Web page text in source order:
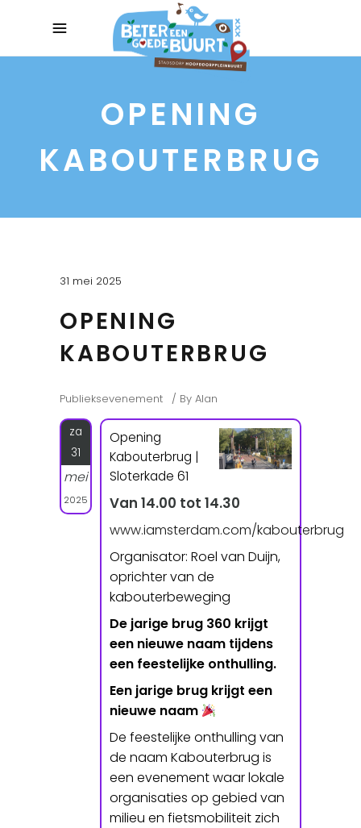
OPENING
KABOUTERBRUG
31 mei 2025
OPENING
KABOUTERBRUG
Publieksevenement By Alan
za
31
mei
2025
Opening
Kabouterbrug |
Sloterkade 61
Van 14.00 tot 14.30
www.iamsterdam.com/kabouterbrug
Organisator: Roel van Duijn,
oprichter van de
kabouterbeweging
De jarige brug 360 krijgt
een nieuwe naam tijdens
een feestelijke onthulling.
Een jarige brug krijgt een
nieuwe naam
De feestelijke onthulling van
de naam Kabouterbrug is
een evenement waar lokale
organisaties op gebied van
milieu en fietsmobiliteit zich